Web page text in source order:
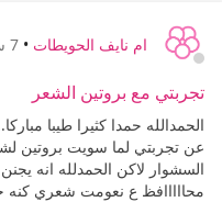
ام نايف الحويطات • 7 سنوات
تجربتي مع بروتين الشعر
الحمدالله حمدا كثيرا طيبا
عن تجربتي لما سويت بروتين
محااااافظ ع نعومت شعري